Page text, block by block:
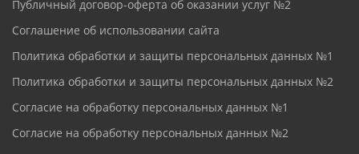
Публичный договор-оферта об оказании услуг №2
Соглашение об использовании сайта
Политика обработки и защиты персональных данных №1
Политика обработки и защиты персональных данных №2
Согласие на обработку персональных данных №1
Согласие на обработку персональных данных №2